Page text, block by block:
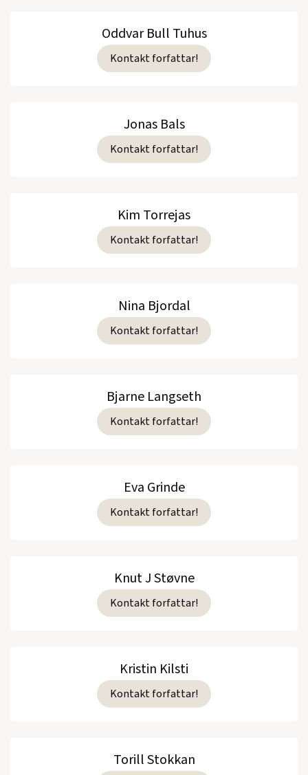
Oddvar Bull Tuhus
Kontakt forfattar!
Jonas Bals
Kontakt forfattar!
Kim Torrejas
Kontakt forfattar!
Nina Bjordal
Kontakt forfattar!
Bjarne Langseth
Kontakt forfattar!
Eva Grinde
Kontakt forfattar!
Knut J Støvne
Kontakt forfattar!
Kristin Kilsti
Kontakt forfattar!
Torill Stokkan